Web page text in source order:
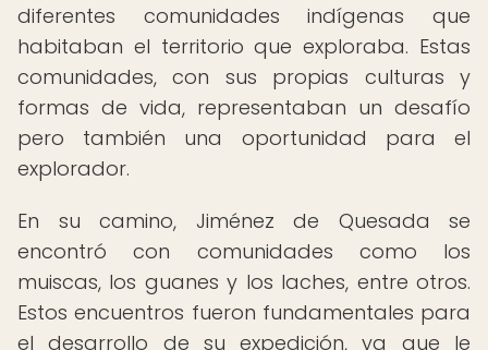
diferentes comunidades indígenas que
habitaban el territorio que exploraba. Estas
comunidades, con sus propias culturas y
formas de vida, representaban un desafío
pero también una oportunidad para el
explorador.
En su camino, Jiménez de Quesada se
encontró con comunidades como los
muiscas, los guanes y los laches, entre otros.
Estos encuentros fueron fundamentales para
el desarrollo de su expedición, ya que le